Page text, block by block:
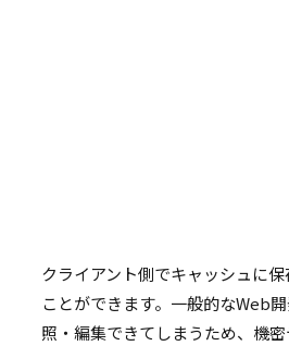
クライアント側でキャッシュに
ことができます。一般的なWeb
照・編集できてしまうため、機